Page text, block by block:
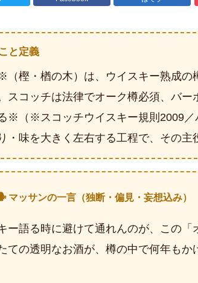
と定義
（樫・楢の木）は、ウイスキー熟成の
スコッチは法律でオーク樽必須、バ
※（※スコッチウイスキー規則2009
・味を大きく左右する工程で、その主
マッサンの一言（独断・偏見・妄想込み）
ー語る時に避けて通れんのが、この「
ての透明なお酒が、樽の中で何年も